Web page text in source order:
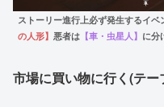
ストーリー進行上必ず発生するイベ
の人形】 悪者は 【車・虫星人】 に分
市場に買い物に行く(テ